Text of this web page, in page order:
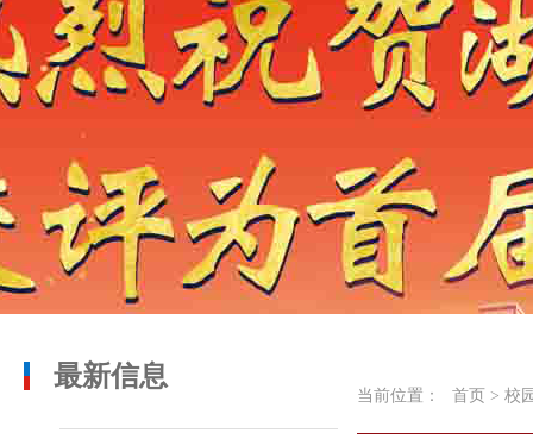
最新信息
当前位置： 首页 > 校